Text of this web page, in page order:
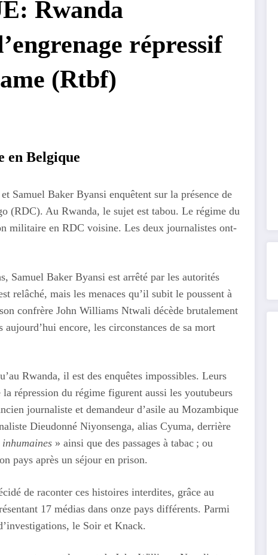
Rwanda
répressif
(Rtbf)
en Belgique
Samuel Baker Byansi enquêtent sur la présence de
(RDC). Au Rwanda, le sujet est tabou. Le régime du
militaire en RDC voisine. Les deux journalistes ont-
Samuel Baker Byansi est arrêté par les autorités
relâché, mais les menaces qu’il subit le poussent à
confrère John Williams Ntwali décède brutalement
encore, les circonstances de sa mort
Rwanda, il est des enquêtes impossibles. Leurs
répression du régime figurent aussi les youtubeurs
journaliste et demandeur d’asile au Mozambique
Dieudonné Niyonsenga, alias Cyuma, derrière
inhumaines » ainsi que des passages à tabac ; ou
pays après un séjour en prison.
de raconter ces histoires interdites, grâce au
17 médias dans onze pays différents. Parmi
le Soir et Knack.